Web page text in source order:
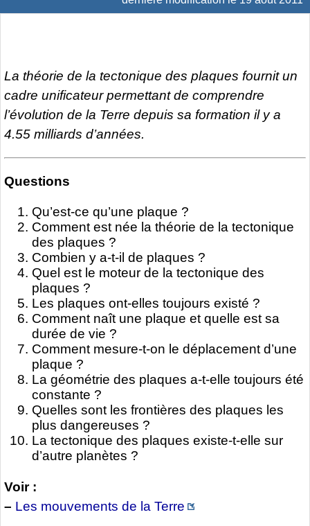
La théorie de la tectonique des plaques fournit un
cadre unificateur permettant de comprendre
l’évolution de la Terre depuis sa formation il y a
4.55 milliards d’années.
Questions
Qu’est-ce qu’une plaque ?
Comment est née la théorie de la tectonique
des plaques ?
Combien y a-t-il de plaques ?
Quel est le moteur de la tectonique des
plaques ?
Les plaques ont-elles toujours existé ?
Comment naît une plaque et quelle est sa
durée de vie ?
Comment mesure-t-on le déplacement d’une
plaque ?
La géométrie des plaques a-t-elle toujours été
constante ?
Quelles sont les frontières des plaques les
plus dangereuses ?
La tectonique des plaques existe-t-elle sur
d’autre planètes ?
Voir :
– Les mouvements de la Terre